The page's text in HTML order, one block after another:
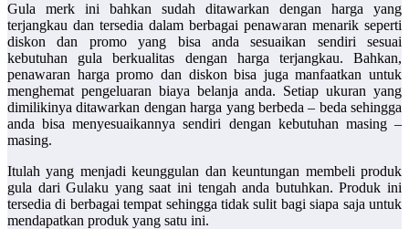
Gula merk ini bahkan sudah ditawarkan dengan harga yang
terjangkau dan tersedia dalam berbagai penawaran menarik seperti
diskon dan promo yang bisa anda sesuaikan sendiri sesuai
kebutuhan gula berkualitas dengan harga terjangkau. Bahkan,
penawaran harga promo dan diskon bisa juga manfaatkan untuk
menghemat pengeluaran biaya belanja anda. Setiap ukuran yang
dimilikinya ditawarkan dengan harga yang berbeda – beda sehingga
anda bisa menyesuaikannya sendiri dengan kebutuhan masing –
masing.
Itulah yang menjadi keunggulan dan keuntungan membeli produk
gula dari Gulaku yang saat ini tengah anda butuhkan. Produk ini
tersedia di berbagai tempat sehingga tidak sulit bagi siapa saja untuk
mendapatkan produk yang satu ini.